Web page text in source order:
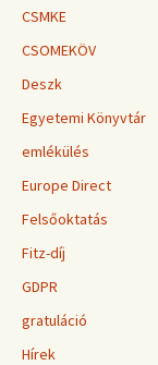
CSMKE
CSOMEKÖV
Deszk
Egyetemi Könyvtár
emlékülés
Europe Direct
Felsőoktatás
Fitz-díj
GDPR
gratuláció
Hírek